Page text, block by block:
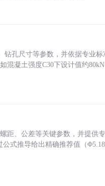
孔尺寸等参数，并依据专业
混凝土强度C30下设计值约
距、公差等关键参数，并提供
公式推导给出精确推荐值（